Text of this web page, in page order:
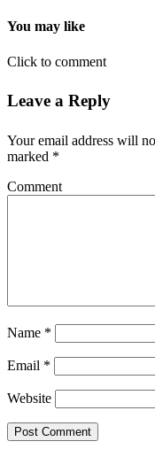
You may like
Click to comment
Leave a Reply
Your email address will
marked *
Comment
Name *
Email *
Website